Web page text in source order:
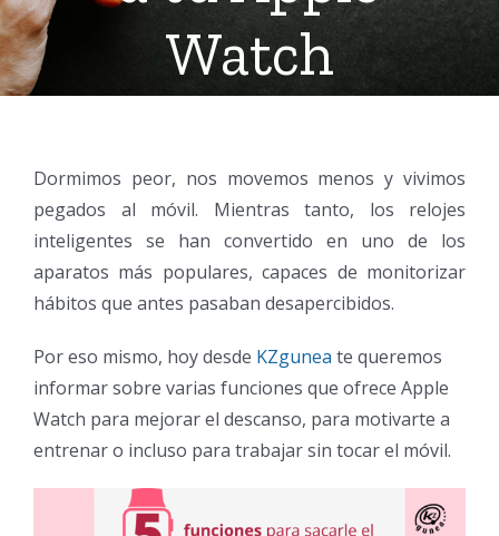
Watch
Dormimos peor, nos movemos menos y vivimos
pegados al móvil. Mientras tanto, los relojes
inteligentes se han convertido en uno de los
aparatos más populares, capaces de monitorizar
hábitos que antes pasaban desapercibidos.
Por eso mismo, hoy desde KZgunea te queremos
informar sobre varias funciones que ofrece Apple
Watch para mejorar el descanso, para motivarte a
entrenar o incluso para trabajar sin tocar el móvil.